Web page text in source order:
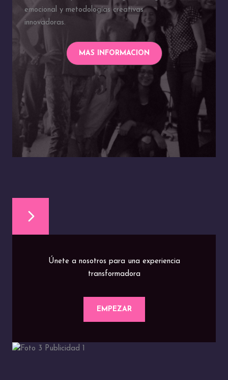
emocional y metodologías creativas
innovadoras.
MAS INFORMACION
Únete a nosotros para una experiencia
transformadora
EMPEZAR